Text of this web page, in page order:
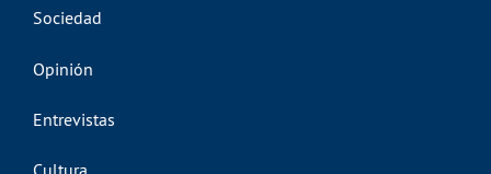
Sociedad
Opinión
Entrevistas